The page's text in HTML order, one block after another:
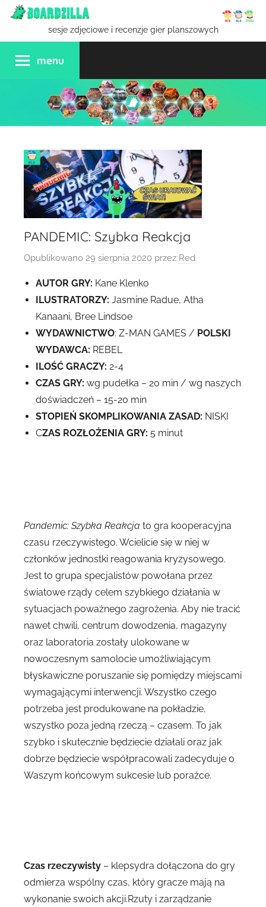
Przejdź
treści
sesje zdjęciowe i recenzje gier planszowych
menu
PANDEMIC: Szybka Reakcja
Opublikowano 29 sierpnia 2020 przez Red
AUTOR GRY: Kane Klenko
ILUSTRATORZY: Jasmine Radue, Atha
Kanaani, Bree Lindsoe
WYDAWNICTWO: Z-MAN GAMES / POLSKI
WYDAWCA: REBEL
ILOŚĆ GRACZY: 2-4
CZAS GRY: wg pudełka – 20 min / wg naszych
doświadczeń – 15-20 min
STOPIEŃ SKOMPLIKOWANIA ZASAD: NISKI
CZAS ROZŁOŻENIA GRY: 5 minut
Pandemic: Szybka Reakcja to gra kooperacyjna
czasu rzeczywistego. Wcielicie się w niej w
członków jednostki reagowania kryzysowego.
Jest to grupa specjalistów powołana przez
światowe rządy celem szybkiego działania w
sytuacjach poważnego zagrożenia. Aby nie tracić
nawet chwili, centrum dowodzenia, magazyny
oraz laboratoria zostały ulokowane w
nowoczesnym samolocie umożliwiającym
błyskawiczne poruszanie się pomiędzy miejscami
wymagającymi interwencji. Wszystko czego
potrzeba jest produkowane na pokładzie,
wszystko poza jedną rzeczą – czasem. To jak
szybko i skutecznie będziecie działali oraz jak
dobrze będziecie współpracowali zadecyduje o
Waszym końcowym sukcesie lub porażce.
Czas rzeczywisty – klepsydra dołączona do gry
odmierza wspólny czas, który gracze mają na
wykonanie swoich akcji.Rzuty i zarządzanie